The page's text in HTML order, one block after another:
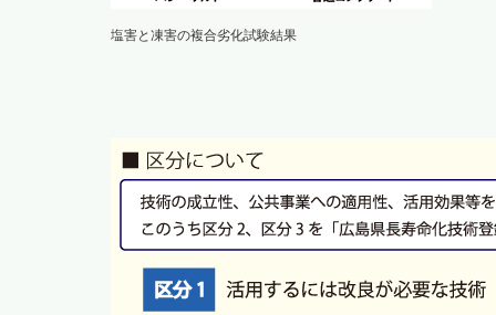
塩害と凍害の複合劣化試験結果